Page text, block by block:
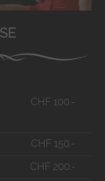
CHF 100.-
CHF 150.-
CHF 200.-